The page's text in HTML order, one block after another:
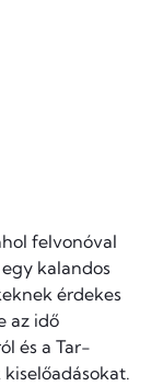
felvonóval
kalandos
érdekes
az idő
és a Tar-